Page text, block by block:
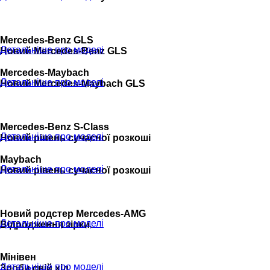
Mercedes-Benz GLS
Новий Mercedes-Benz GLS
Детальніше про моделі
Mercedes-Maybach
Новий Mercedes-Maybach GLS
Детальніше про моделі
Mercedes-Benz S-Class
Новий рівень сучасної розкоші
Детальніше про моделі
Maybach
Новий рівень сучасної розкоші
Детальніше про моделі
Новий родстер Mercedes-AMG
Відродження зірки.
Детальніше про моделі
Мінівен
Зроби свій хід.
Детальніше про моделі